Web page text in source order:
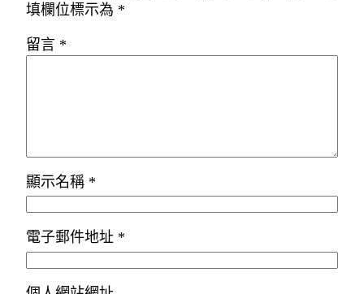
填欄位標示為 *
留言 *
顯示名稱 *
電子郵件地址 *